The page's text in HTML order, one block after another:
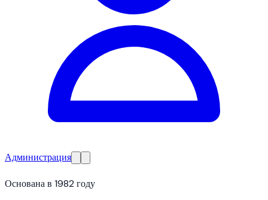
Администрация
Основана в 1982 году